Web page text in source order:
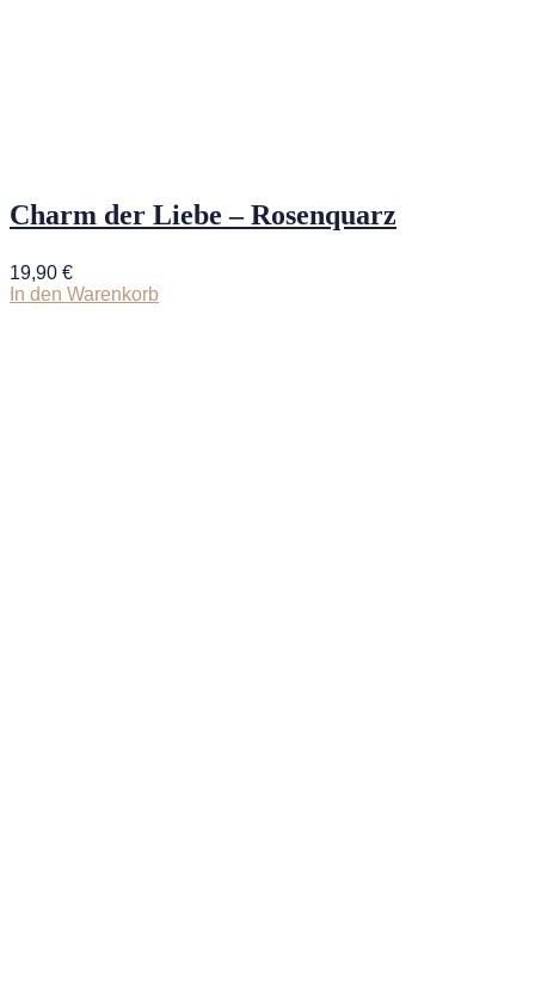
Charm der Liebe – Rosenquarz
19,90 €
In den Warenkorb